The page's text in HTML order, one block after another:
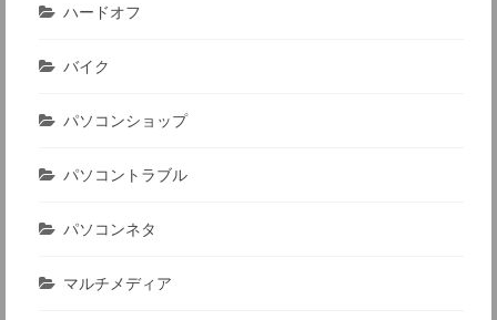
ハードオフ
バイク
パソコンショップ
パソコントラブル
パソコンネタ
マルチメディア